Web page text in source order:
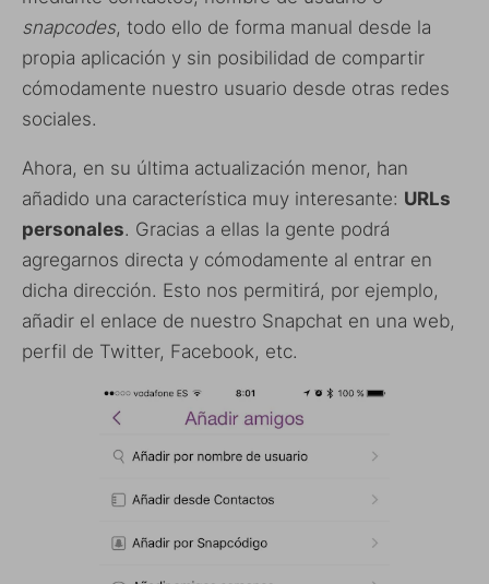
snapcodes, todo ello de forma manual desde la
propia aplicación y sin posibilidad de compartir
cómodamente nuestro usuario desde otras redes
sociales.
Ahora, en su última actualización menor, han
añadido una característica muy interesante: URLs
personales. Gracias a ellas la gente podrá
agregarnos directa y cómodamente al entrar en
dicha dirección. Esto nos permitirá, por ejemplo,
añadir el enlace de nuestro Snapchat en una web,
perfil de Twitter, Facebook, etc.